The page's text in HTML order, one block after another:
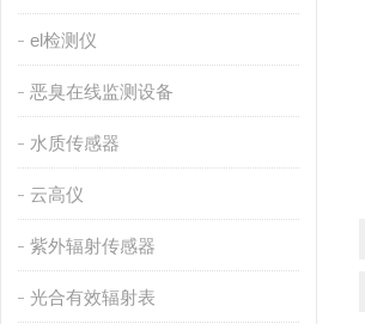
el检测仪
恶臭在线监测设备
水质传感器
云高仪
紫外辐射传感器
光合有效辐射表